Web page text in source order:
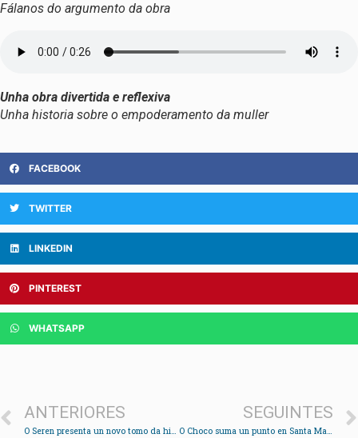
Fálanos do argumento da obra
Unha obra divertida e reflexiva
Unha historia sobre o empoderamento da muller
FACEBOOK
TWITTER
LINKEDIN
PINTEREST
WHATSAPP
ANTERIORES
O Seren presenta un novo tomo da historia local
SEGUINTES
O Choco suma un punto en Santa Mariña